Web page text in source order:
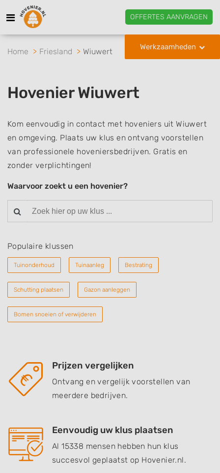
OFFERTES AANVRAGEN
Werkzaamheden
Home Friesland Wiuwert
Hovenier Wiuwert
Kom eenvoudig in contact met hoveniers uit Wiuwert
en omgeving. Plaats uw klus en ontvang voorstellen
van professionele hoveniersbedrijven. Gratis en
zonder verplichtingen!
Waarvoor zoekt u een hovenier?
Populaire klussen
Tuinonderhoud Tuinaanleg Bestrating
Schutting plaatsen Gazon aanleggen
Bomen snoeien of verwijderen
Prijzen vergelijken
Ontvang en vergelijk voorstellen van
meerdere bedrijven.
Eenvoudig uw klus plaatsen
Al 15338 mensen hebben hun klus
succesvol geplaatst op Hovenier.nl.